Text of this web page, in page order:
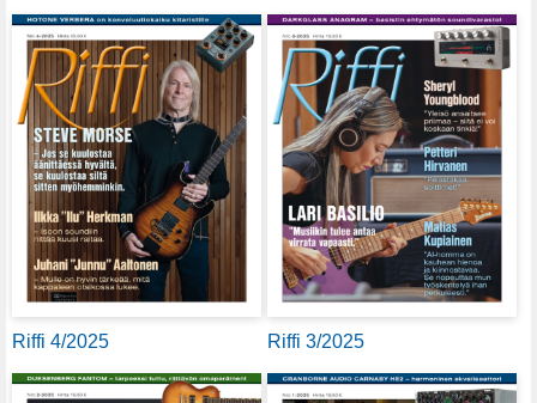
Riffi 4/2025 Riffi 3/2025